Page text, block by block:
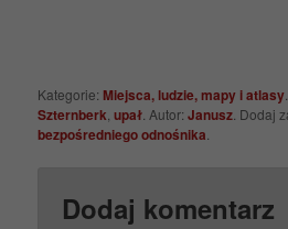
Kategorie: Miejsca, ludzie, mapy i atlasy
Szternberk ,upał . Autor:Janusz . Dodaj
bezpośredniego odnośnika
Dodaj komentarz